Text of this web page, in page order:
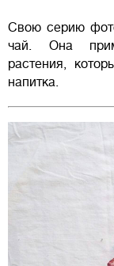
Свою серию
чай. Она
растения,
напитка.